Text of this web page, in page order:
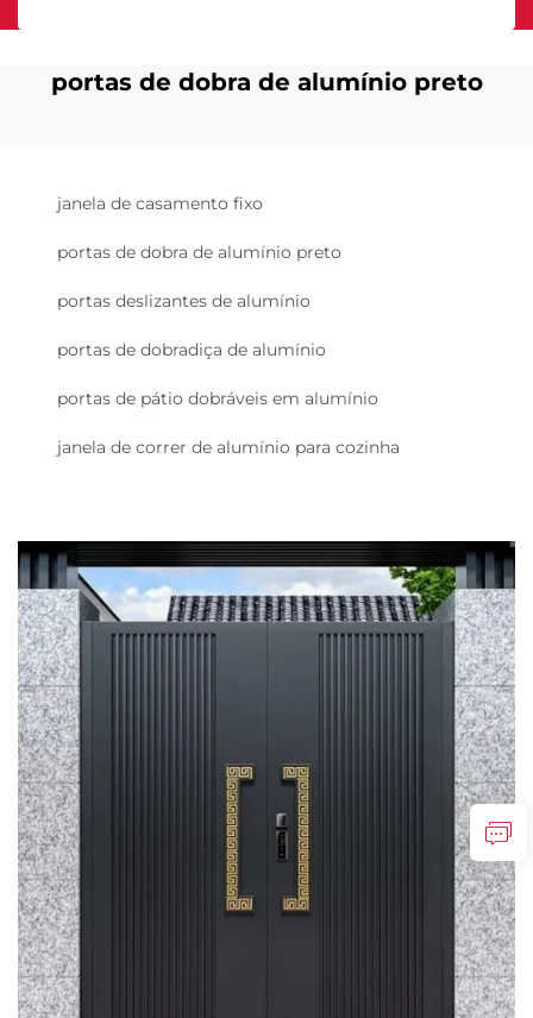
portas de dobra de alumínio preto
janela de casamento fixo
portas de dobra de alumínio preto
portas deslizantes de alumínio
portas de dobradiça de alumínio
portas de pátio dobráveis em alumínio
janela de correr de alumínio para cozinha